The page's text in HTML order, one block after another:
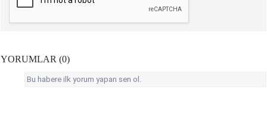
YORUMLAR (0)
Bu habere ilk yorum yapan sen ol.